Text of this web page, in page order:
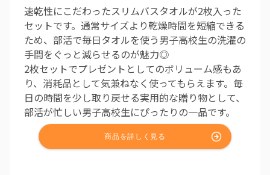
速乾性にこだわったスリムバスタオルが2枚入った
セットです。通常サイズより乾燥時間を短縮できる
ため、部活で毎日タオルを使う男子高校生の洗濯の
手間をぐっと減らせるのが魅力◎
2枚セットでプレゼントとしてのボリューム感もあ
り、消耗品として気兼ねなく使ってもらえます。毎
日の時間を少し取り戻せる実用的な贈り物として、
部活が忙しい男子高校生にぴったりの一品です。